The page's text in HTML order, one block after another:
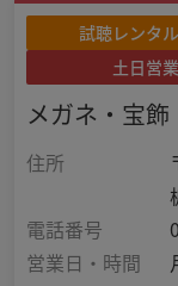
試聴レンタ
土日営業
メガネ・宝飾
住所
電話番号
営業日・時間